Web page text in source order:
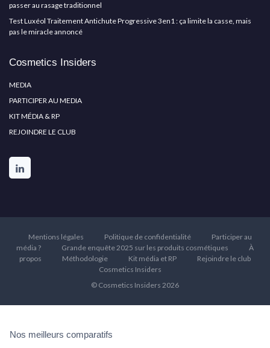
passer au rasage traditionnel
Test Luxéol Traitement Antichute Progressive 3en1 : ça limite la casse, mais
pas le miracle annoncé
Cosmetics Insiders
MEDIA
PARTICIPER AU MEDIA
KIT MÉDIA & RP
REJOINDRE LE CLUB
Mentions légales Politique de confidentialité
Participer au
média ?
Grande enquête 2025 sur les produits cosmétiques
À
propos
Méthodologie Kit média et RP
Rejoindre le club
Cosmetics Insiders
© Cosmetics Insiders 2026
Nos meilleurs comparatifs